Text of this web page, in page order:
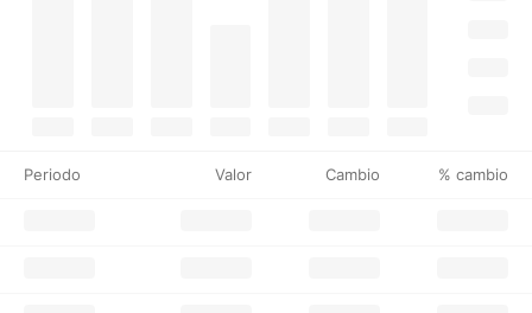
Periodo Valor Cambio % cambio